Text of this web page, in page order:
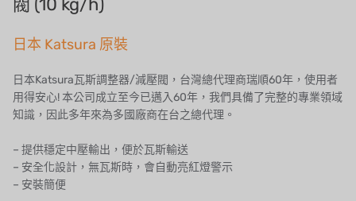
美國 PENTAIR
美國 PULSAFEEDER
泰國 HAYCARB
閥 (10 kg/h)
日本 Katsura 原裝
日本Katsura瓦斯調整器/減壓閥，台灣總代理商瑞順60年，使用者
用得安心! 本公司成立至今已邁入60年，我們具備了完整的專業領域
知識，因此多年來為多國廠商在台之總代理。
– 提供穩定中壓輸出，便於瓦斯輸送
– 安全化設計，無瓦斯時，會自動亮紅燈警示
– 安裝簡便